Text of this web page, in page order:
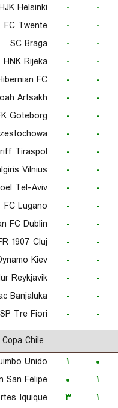
Helsinki
- -
FC Twente
- -
SC Braga
- -
HNK Rijeka
- -
FC
- -
Artsakh
- -
Goteborg
- -
- -
Tiraspol
- -
Vilnius
- -
Tel-Aviv
- -
FC Lugano
- -
FC Dublin
- -
1907 Cluj
- -
Kiev
- -
Reykjavik
- -
Banjaluka
- -
SP Tre Fiori
- -
Copa Chile
Unido
۱ ۰
San Felipe
۰ ۱
Iquique
۳ ۱